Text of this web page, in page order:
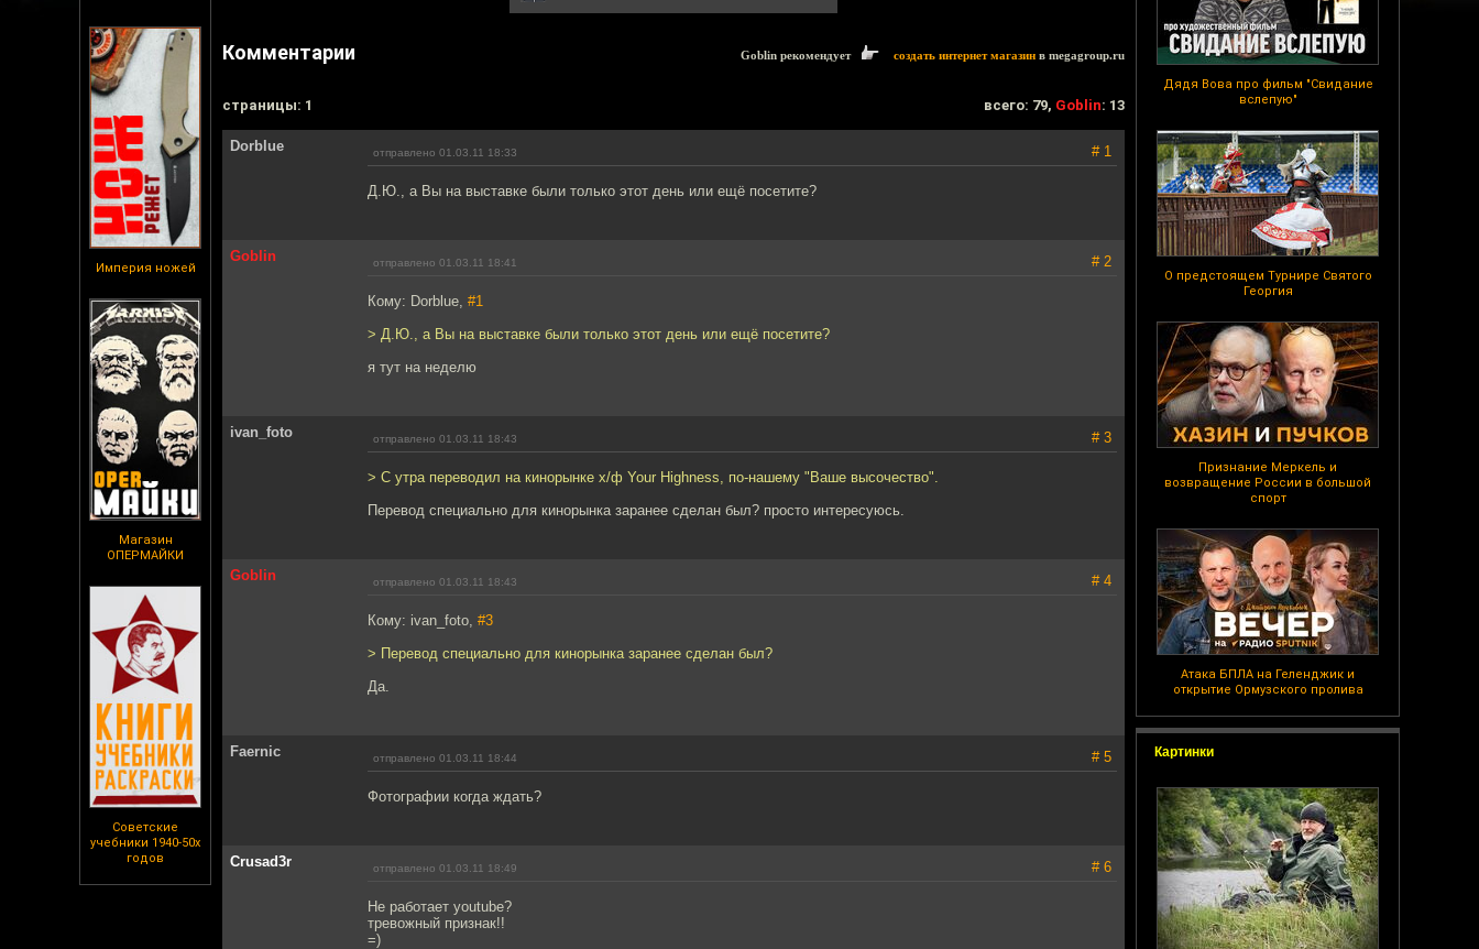
Империя ножей
Магазин
ОПЕРМАЙКИ
Советские
учебники 1940-50х
годов
Дядя Вова про фильм "Свидание
вслепую"
О предстоящем Турнире Святого
Георгия
Признание Меркель и
возвращение России в большой
спорт
Атака БПЛА на Геленджик и
открытие Ормузского пролива
Картинки
Комментарии Goblin рекомендует создать интернет магазин в megagroup.ru
cтраницы: 1 всего: 79, Goblin: 13
Dorblue отправлено 01.03.11 18:33 # 1
Д.Ю., а Вы на выставке были только этот день или ещё посетите?
Goblin отправлено 01.03.11 18:41 # 2
Кому: Dorblue, #1
> Д.Ю., а Вы на выставке были только этот день или ещё посетите?
я тут на неделю
ivan_foto отправлено 01.03.11 18:43 # 3
> С утра переводил на кинорынке х/ф Your Highness, по-нашему "Ваше высочество".
Перевод специально для кинорынка заранее сделан был? просто интересуюсь.
Goblin отправлено 01.03.11 18:43 # 4
Кому: ivan_foto, #3
> Перевод специально для кинорынка заранее сделан был?
Да.
Faernic отправлено 01.03.11 18:44 # 5
Фотографии когда ждать?
Crusad3r отправлено 01.03.11 18:49 # 6
Не работает youtube?
тревожный признак!!
=)